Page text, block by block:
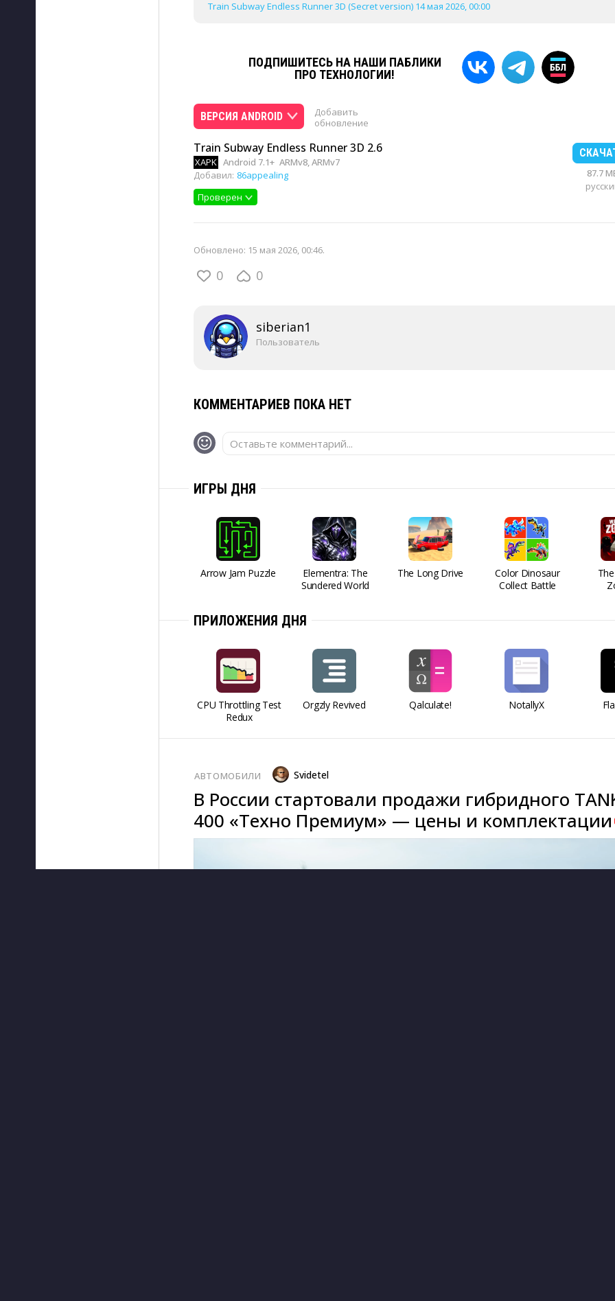
Train Subway Endless Runner 3D (Secret version) 14 мая 2026, 00:00
ПОДПИШИТЕСЬ НА НАШИ ПАБЛИКИ
ПРО ТЕХНОЛОГИИ!
ВЕРСИЯ ANDROID
Добавить
обновление
Train Subway Endless Runner 3D 2.6
XAPK Android 7.1+ ARMv8, ARMv7
Добавил: 86appealing
Проверен
87.7
Обновлено: 15 мая 2026, 00:46.
0 0
siberian1
Пользователь
КОММЕНТАРИЕВ ПОКА НЕТ
Оставьте комментарий...
ИГРЫ ДНЯ
Arrow Jam Puzzle
Elementra: The
Sundered World
The Long Drive
Color Dinosaur
Collect Battle
ПРИЛОЖЕНИЯ ДНЯ
CPU Throttling Test
Redux
Orgzly Revived Qalculate! NotallyX
АВТОМОБИЛИ Svidetel
В России стартовали продажи гибридного
400 «Техно Премиум» — цены и комплектации